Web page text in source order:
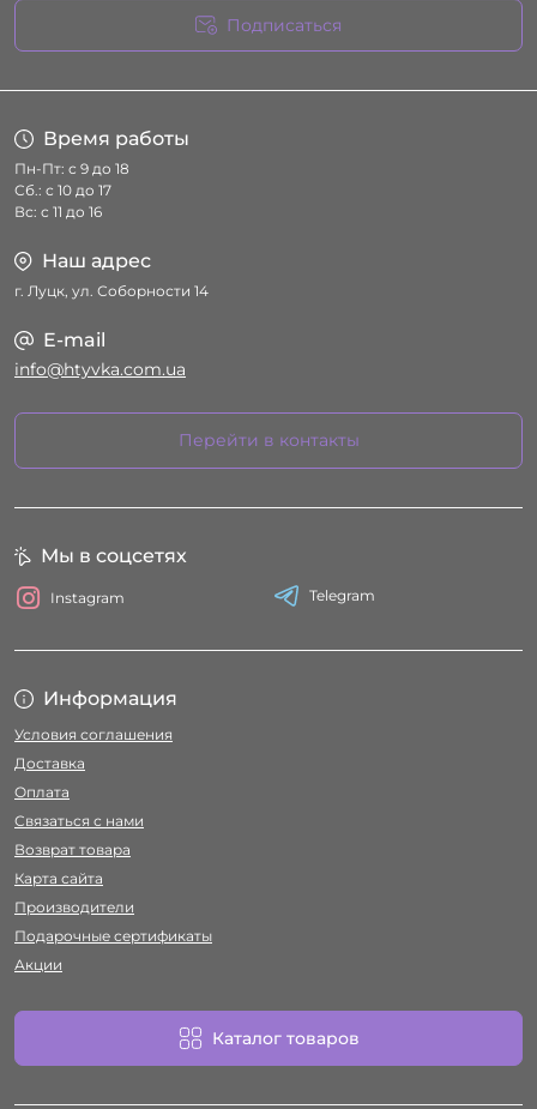
Подписаться
Время работы
Пн-Пт: с 9 до 18
Сб.: с 10 до 17
Вс: с 11 до 16
Наш адрес
г. Луцк, ул. Соборности 14
E-mail
info@htyvka.com.ua
Перейти в контакты
Информация
Условия соглашения
Доставка
Оплата
Связаться с нами
Возврат товара
Карта сайта
Производители
Подарочные сертификаты
Акции
Каталог товаров
Мы в соцсетях
Instagram Telegram